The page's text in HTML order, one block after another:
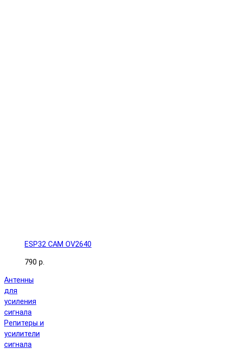
ESP32 CAM OV2640
790 р.
Антенны
для
усиления
сигнала
Репитеры и
усилители
сигнала